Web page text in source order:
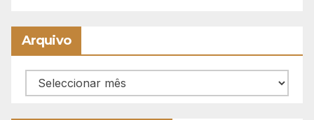
Arquivo
Arquivo